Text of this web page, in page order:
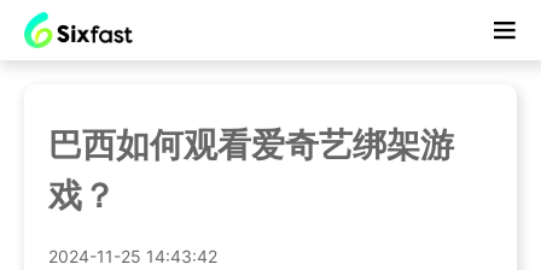
巴西如何观看爱奇艺绑架游
戏？
2024-11-25 14:43:42